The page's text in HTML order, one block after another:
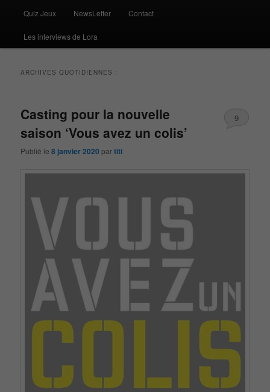
Quiz Jeux NewsLetter Contact
Les interviews de Lora
ARCHIVES QUOTIDIENNES :
Casting pour la nouvelle
saison ‘Vous avez un colis’
Publié le8 janvier 2020 partiti
9